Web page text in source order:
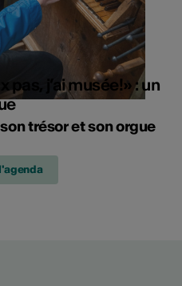
pas, j’ai musée!» : un
trésor et son orgue